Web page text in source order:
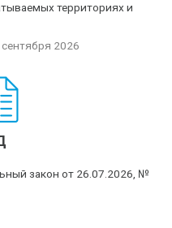
территориях и
2026
закон от 26.07.2026, №